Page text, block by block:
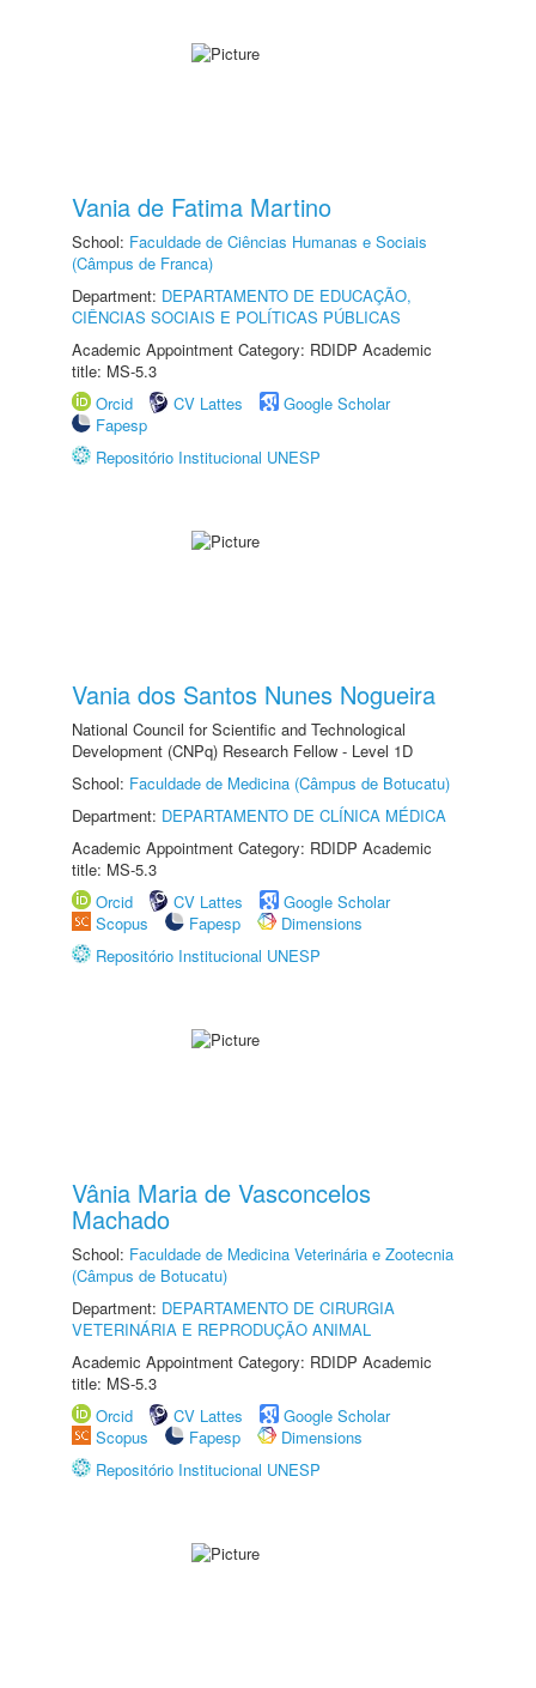
Vania de Fatima Martino
School: Faculdade de Ciências Humanas e Sociais
(Câmpus de Franca)
Department: DEPARTAMENTO DE EDUCAÇÃO,
CIÊNCIAS SOCIAIS E POLÍTICAS PÚBLICAS
Academic Appointment Category: RDIDP Academic
title: MS-5.3
Orcid
CV Lattes
Google Scholar
Fapesp
Repositório Institucional UNESP
Vania dos Santos Nunes Nogueira
National Council for Scientific and Technological
Development (CNPq) Research Fellow - Level 1D
School: Faculdade de Medicina (Câmpus de Botucatu)
Department: DEPARTAMENTO DE CLÍNICA MÉDICA
Academic Appointment Category: RDIDP Academic
title: MS-5.3
Orcid
CV Lattes
Google Scholar
Scopus
Fapesp
Dimensions
Repositório Institucional UNESP
Vânia Maria de Vasconcelos
Machado
School: Faculdade de Medicina Veterinária e Zootecnia
(Câmpus de Botucatu)
Department: DEPARTAMENTO DE CIRURGIA
VETERINÁRIA E REPRODUÇÃO ANIMAL
Academic Appointment Category: RDIDP Academic
title: MS-5.3
Orcid
CV Lattes
Google Scholar
Scopus
Fapesp
Dimensions
Repositório Institucional UNESP